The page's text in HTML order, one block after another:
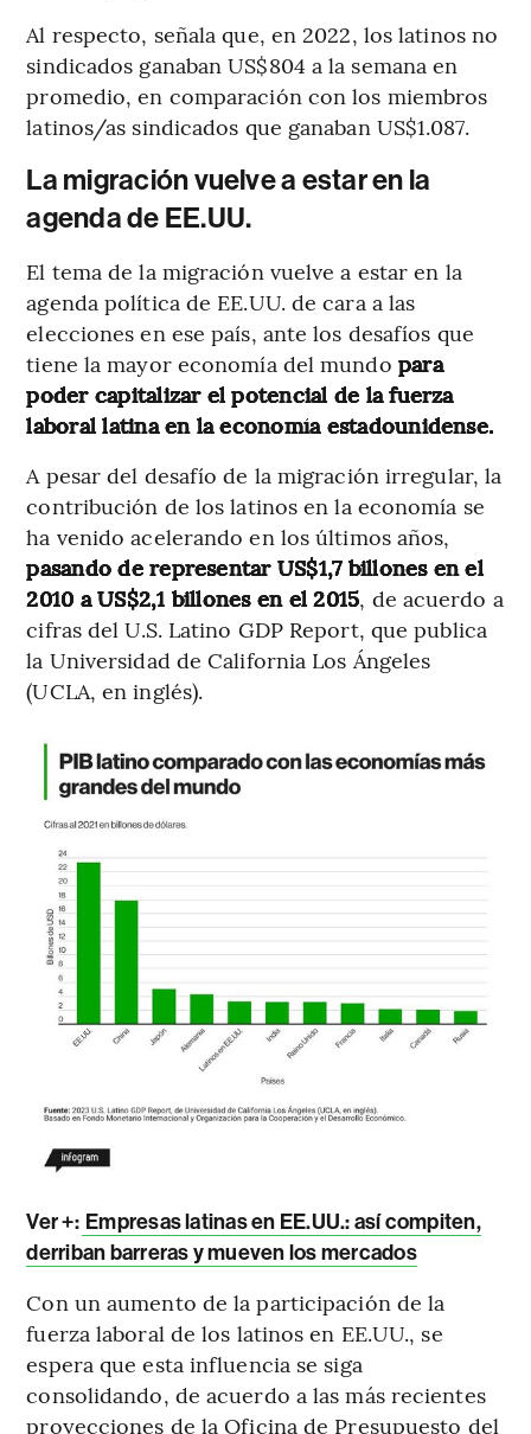
Al respecto, señala que, en 2022, los latinos no
sindicados ganaban US$804 a la semana en
promedio, en comparación con los miembros
latinos/as sindicados que ganaban US$1.087.
La migración vuelve a estar en la
agenda de EE.UU.
El tema de la migración vuelve a estar en la
agenda política de EE.UU. de cara a las
elecciones en ese país, ante los desafíos que
tiene la mayor economía del mundo para
poder capitalizar el potencial de la fuerza
laboral latina en la economía estadounidense.
A pesar del desafío de la migración irregular, la
contribución de los latinos en la economía se
ha venido acelerando en los últimos años,
pasando de representar US$1,7 billones en el
2010 a US$2,1 billones en el 2015, de acuerdo a
cifras del U.S. Latino GDP Report, que publica
la Universidad de California Los Ángeles
(UCLA, en inglés).
Ver +: Empresas latinas en EE.UU.: así compiten,
derriban barreras y mueven los mercados
Con un aumento de la participación de la
fuerza laboral de los latinos en EE.UU., se
espera que esta influencia se siga
consolidando, de acuerdo a las más recientes
proyecciones de la Oficina de Presupuesto del